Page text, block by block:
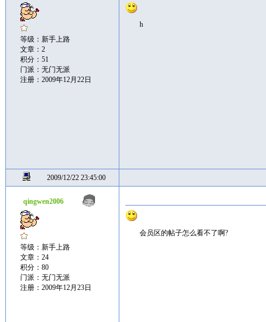
等级：新手上路
文章：2
积分：51
门派：无门无派
注册：2009年12月22日
h
2009/12/22 23:45:00
qingwen2006
等级：新手上路
文章：24
积分：80
门派：无门无派
注册：2009年12月23日
会员区的帖子怎么看不了啊?